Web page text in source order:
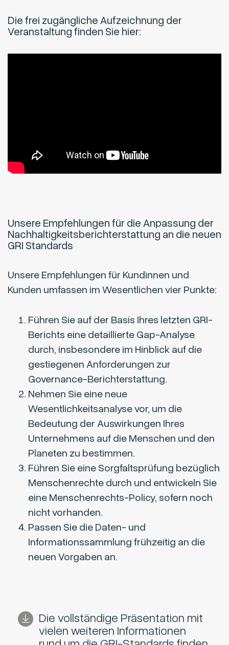
Die frei zugängliche Aufzeichnung der
Veranstaltung finden Sie hier:
Unsere Empfehlungen für die Anpassung der
Nachhaltigkeitsberichterstattung an die neuen
GRI Standards
Unsere Empfehlungen für Kundinnen und
Kunden umfassen im Wesentlichen vier Punkte:
Führen Sie auf der Basis Ihres letzten GRI-
Berichts eine detaillierte Gap-Analyse
durch, insbesondere im Hinblick auf die
gestiegenen Anforderungen zur
Governance-Berichterstattung.
Nehmen Sie eine neue
Wesentlichkeitsanalyse vor, um die
Bedeutung der Auswirkungen Ihres
Unternehmens auf die Menschen und den
Planeten zu bestimmen.
Führen Sie eine Sorgfaltsprüfung bezüglich
Menschenrechte durch und entwickeln Sie
eine Menschenrechts-Policy, sofern noch
nicht vorhanden.
Passen Sie die Daten- und
Informationssammlung frühzeitig an die
neuen Vorgaben an.
Die vollständige Präsentation mit
vielen weiteren Informationen